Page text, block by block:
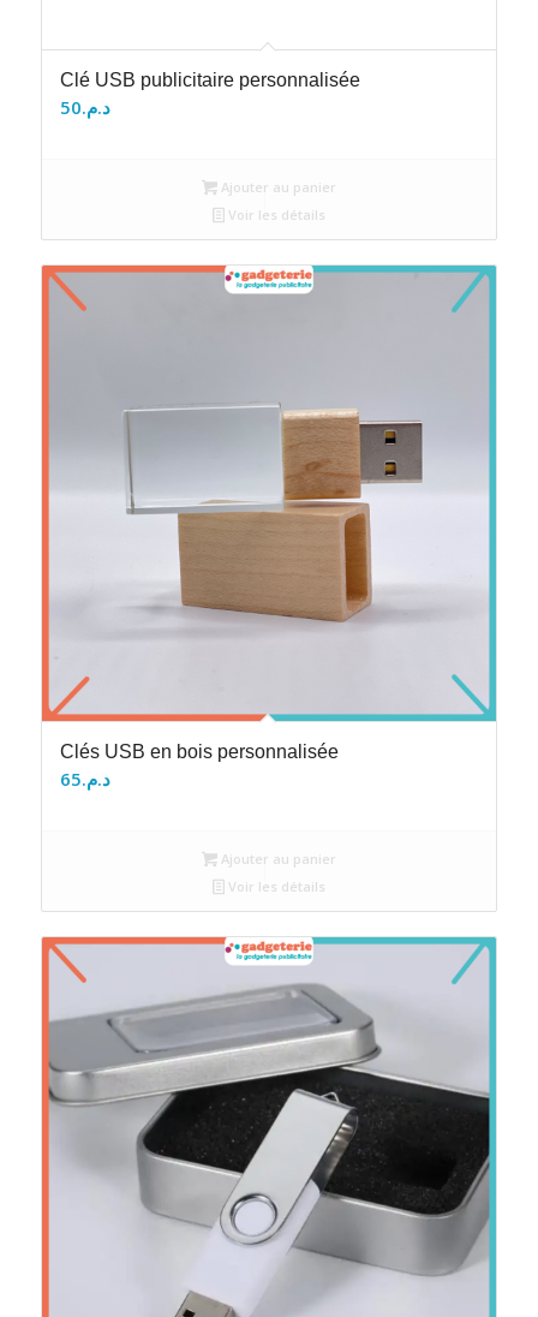
Clé USB publicitaire personnalisée
د.م.50
Ajouter au panier
Voir les détails
Clés USB en bois personnalisée
د.م.65
Ajouter au panier
Voir les détails